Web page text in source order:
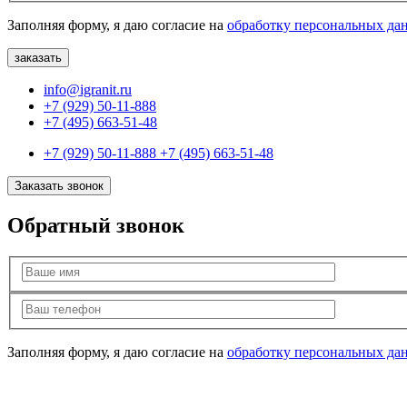
Заполняя форму, я даю согласие на обработку персональных
info@igranit.ru
+7 (929) 50-11-888
+7 (495) 663-51-48
+7 (929) 50-11-888 +7 (495) 663-51-48
Заказать звонок
Обратный звонок
Заполняя форму, я даю согласие на обработку персональных